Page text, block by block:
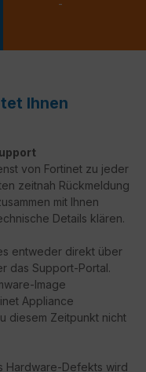
-
Ihnen
von Fortinet zu jeder
zeitnah Rückmeldung
mit Ihnen
Details klären.
entweder direkt über
das Support-Portal.
Image
Appliance
diesem Zeitpunkt nicht
Hardware-Defekts wird